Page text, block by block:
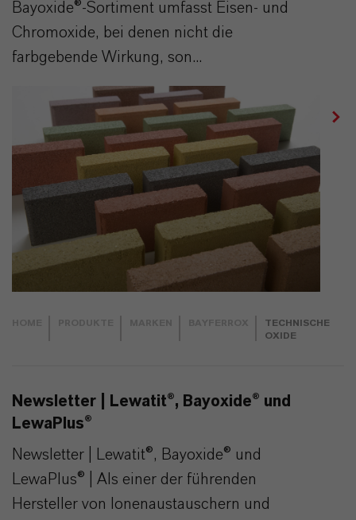
Bayoxide®-Sortiment umfasst Eisen- und
Chromoxide, bei denen nicht die
farbgebende Wirkung, son...
TECHNISCHE
OXIDE
Newsletter | Lewatit®, Bayoxide® und
LewaPlus®
Newsletter | Lewatit®, Bayoxide® und
LewaPlus® | Als einer der führenden
Hersteller von Ionenaustauschern und